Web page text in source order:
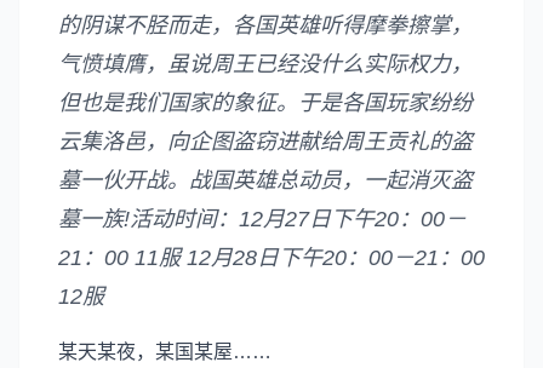
的阴谋不胫而走，各国英雄听得摩拳擦掌，
气愤填膺，虽说周王已经没什么实际权力，
但也是我们国家的象征。于是各国玩家纷纷
云集洛邑，向企图盗窃进献给周王贡礼的盗
墓一伙开战。战国英雄总动员，一起消灭盗
墓一族!活动时间：12月27日下午20：00－
21：00 11服 12月28日下午20：00－21：00
12服
某天某夜，某国某屋……